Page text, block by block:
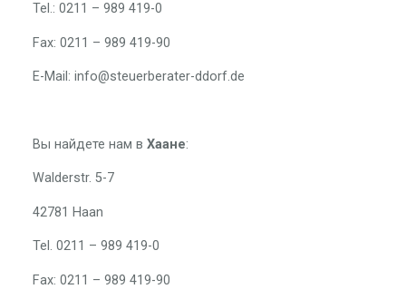
Tel.: 0211 – 989 419-0
Fax: 0211 – 989 419-90
E-Mail: info@steuerberater-ddorf.de
Вы найдете нам в Хаане:
Walderstr. 5-7
42781 Haan
Tel. 0211 – 989 419-0
Fax: 0211 – 989 419-90